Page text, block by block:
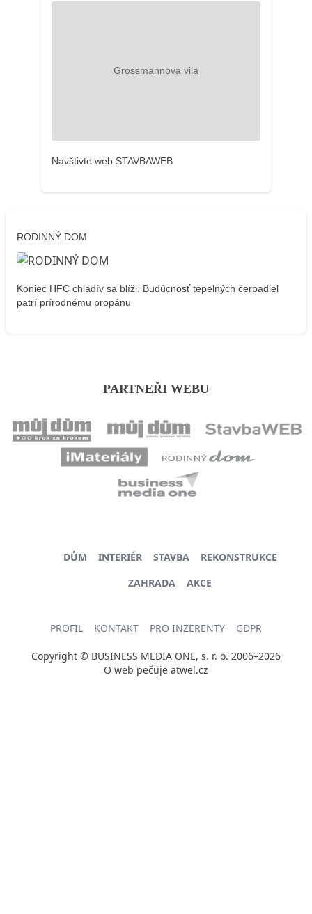
Navštivte web STAVBAWEB
RODINNÝ DOM
Koniec HFC chladív sa blíži. Budúcnosť tepelných čerpadiel
patrí prírodnému propánu
PARTNEŘI WEBU
DŮM INTERIÉR STAVBA
REKONSTRUKCE
ZAHRADA
AKCE
PROFIL KONTAKT PRO INZERENTY GDPR
Copyright © BUSINESS MEDIA ONE, s. r. o. 2006–2026